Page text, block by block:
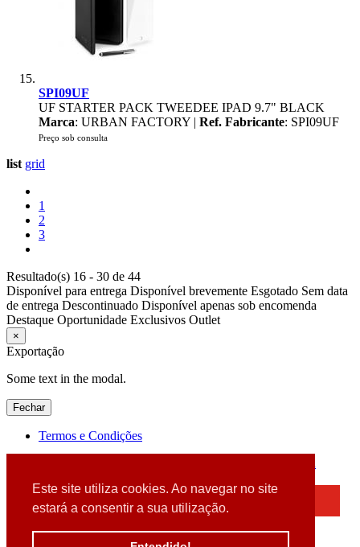
Este site utiliza cookies. Ao navegar no site
estará a consentir a sua utilização.
SPI09UF
UF STARTER PACK TWEEDEE IPAD 9.7" BLACK
Marca: URBAN FACTORY | Ref. Fabricante: SPI09UF
Preço sob consulta
list grid
1
2
3
Resultado(s) 16 - 30 de 44
Disponível para entrega Disponível brevemente Esgotado Sem data
de entrega Descontinuado Disponível apenas sob encomenda
Destaque Oportunidade Exclusivos Outlet
×
Exportação
Some text in the modal.
Fechar
Termos e Condições
Detectamos que está a usar um browser desatualizado
Por favor, atualize o seu browser